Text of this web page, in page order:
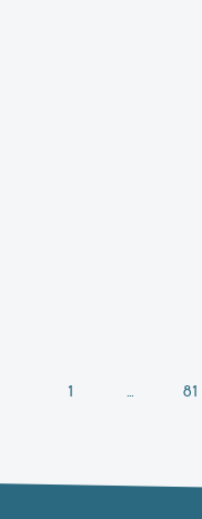
1 … 81